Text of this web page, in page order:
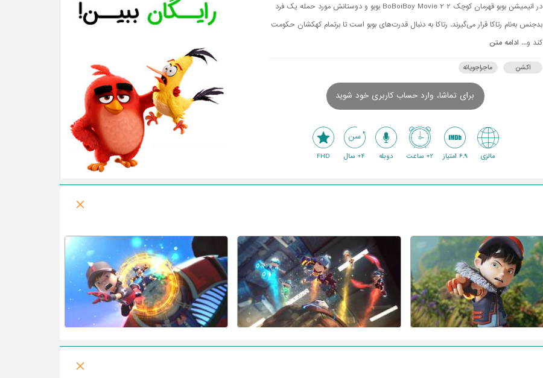
در انیمیشن بوبو قهرمان کوچک 2 BoBoiBoy Movie 2 بوبو و دوستانش مورد حمله یک فرد
بدجنس به‌نام رتاکا قرار می‌گیرند. رتاکا به دنبال قدرت‌های بوبو است تا برتمام کهکشان حکومت
کند و... ادامه متن
اکشن ماجراجویانه
برای تماشا، وارد حساب کاربری خود شوید
مالزی 6.9 امتیاز 2+ ساعت دوبله 4+ سال FHD